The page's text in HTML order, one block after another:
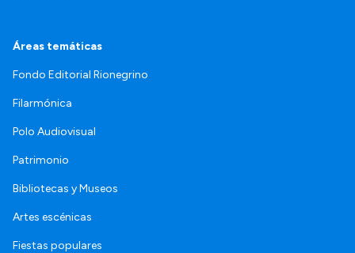
Áreas temáticas
Fondo Editorial Rionegrino
Filarmónica
Polo Audiovisual
Patrimonio
Bibliotecas y Museos
Artes escénicas
Fiestas populares